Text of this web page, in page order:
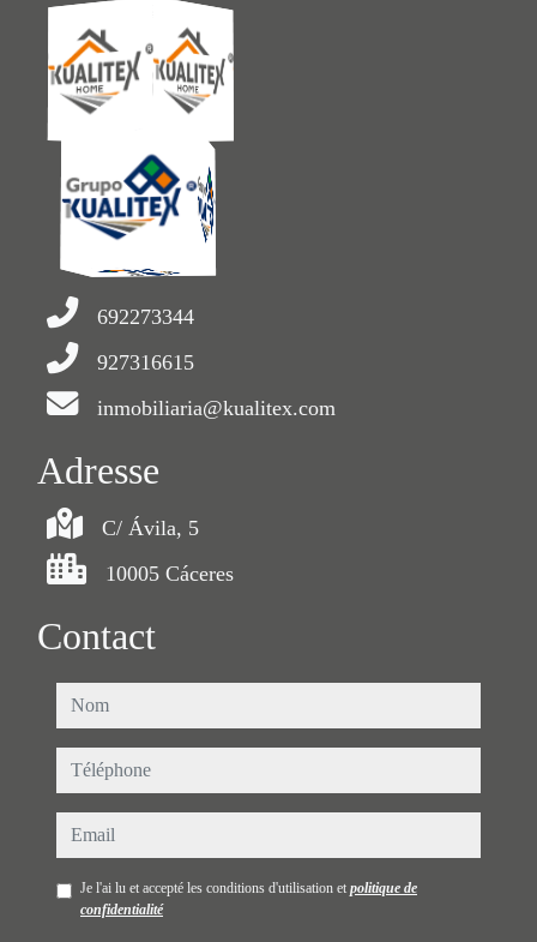
692273344
927316615
inmobiliaria@kualitex.com
Adresse
C/ Ávila, 5
10005 Cáceres
Contact
nom
téléphone
email
Je l'ai lu et accepté les conditions d'utilisation et politique de
confidentialité